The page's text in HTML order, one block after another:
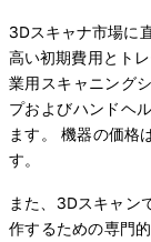
3Dスキャナ市場に
高い初期費用とト
業用スキャニング
プおよびハンドヘ
ます。 機器の価格
す。
また、3Dスキャン
作するための専門